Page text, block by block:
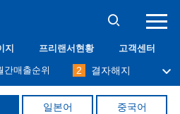
지 프리랜서현황 고객센터
간매출순위
10 프리맨
2
결자해지
3
나무사랑
4
immodium
일본어 중국어